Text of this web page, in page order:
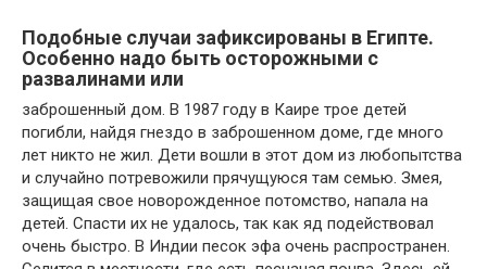
Подобные случаи зафиксированы в Египте.
Особенно надо быть осторожными с
развалинами или
заброшенный дом. В 1987 году в Каире трое детей
погибли, найдя гнездо в заброшенном доме, где много
лет никто не жил. Дети вошли в этот дом из любопытства
и случайно потревожили прячущуюся там семью. Змея,
защищая свое новорожденное потомство, напала на
детей. Спасти их не удалось, так как яд подействовал
очень быстро. В Индии песок эфа очень распространен.